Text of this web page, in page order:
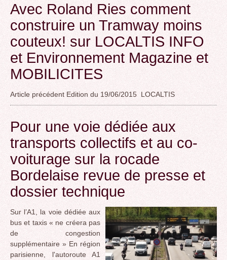
Avec Roland Ries comment
construire un Tramway moins
couteux! sur LOCALTIS INFO
et Environnement Magazine et
MOBILICITES
Article précédent Edition du 19/06/2015 LOCALTIS
Pour une voie dédiée aux
transports collectifs et au co-
voiturage sur la rocade
Bordelaise revue de presse et
dossier technique
Sur l’A1, la voie dédiée aux
bus et taxis « ne créera pas
de congestion
supplémentaire » En région
parisienne, l'autoroute A1